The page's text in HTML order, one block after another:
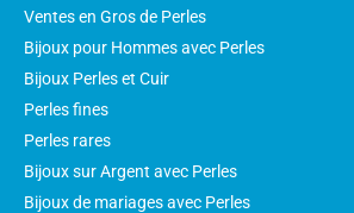
Ventes en Gros de Perles
Bijoux pour Hommes avec Perles
Bijoux Perles et Cuir
Perles fines
Perles rares
Bijoux sur Argent avec Perles
Bijoux de mariages avec Perles